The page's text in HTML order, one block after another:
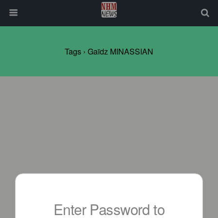
Tags › Gaïdz MINASSIAN
Enter Password to